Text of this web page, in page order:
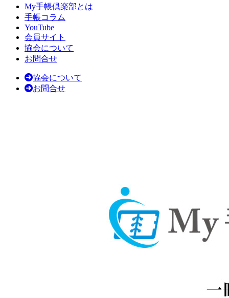
My手帳倶楽部とは
手帳コラム
YouTube
会員サイト
協会について
お問合せ
協会について
お問合せ